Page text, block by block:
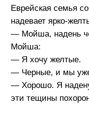
Еврейская семья
надевает ярко-
— Мойша, надень
Мойша:
— Я хочу желтые.
— Черные, и мы
— Хорошо. Я
эти тещины